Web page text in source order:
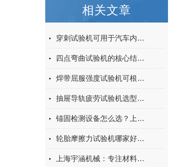
相关文章
穿刺试验机可用于汽车内饰表皮、防撞缓冲材料得性能测试
四点弯曲试验机的核心结构与工作原理特点
焊带屈服强度试验机可根据不同标准和试验需求调整试验条件
抽屉导轨疲劳试验机选型指南：如何量化评估家具五金的耐用性
锚固检测设备怎么选？上海宇涵膨胀螺丝拉拔试验机品牌评测
轮胎摩擦力试验机哪家好？上海宇涵试验机综合评测
上海宇涵机械：专注材料力学检测，电池片拉力试验机助力光伏品质管控